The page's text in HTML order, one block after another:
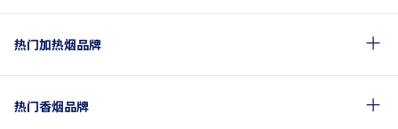
热门加热烟品牌
热门香烟品牌